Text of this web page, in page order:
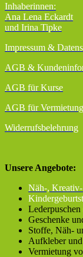
Inhaberinnen:
Ana Lena Eckardt
und Irina Tipke
Impressum &
AGB &
AGB für Kurse
AGB für
Widerrufsbelehrung
Unsere Angebote:
Näh-,
Geschenke
Stoffe, Näh-
Aufkleber
Vermietung